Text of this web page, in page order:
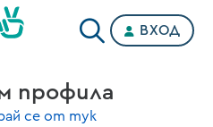
ВХОД
профила
се от тук